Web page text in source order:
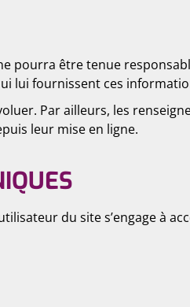
pourra être tenue
lui fournissent ces
Par ailleurs, les
leur mise en ligne.
du site s’engage à